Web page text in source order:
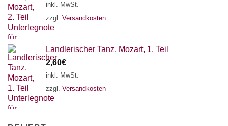
inkl. MwSt.
zzgl. Versandkosten
Landlerischer Tanz, Mozart, 1. Teil
2,60€
inkl. MwSt.
zzgl. Versandkosten